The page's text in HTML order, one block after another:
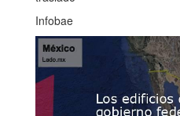
Infobae